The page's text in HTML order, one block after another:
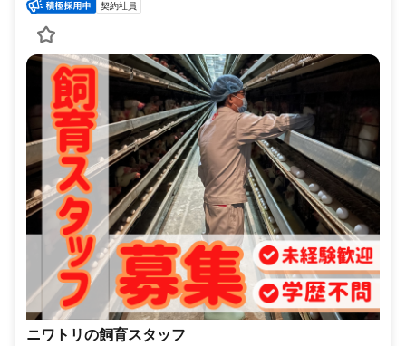
契約社員
ニワトリの飼育スタッフ